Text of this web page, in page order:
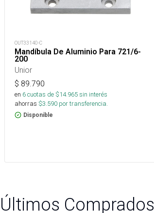
OUT33140-C
Mandíbula De Aluminio Para 721/6-
200
Unior
$ 89.790
en 6cuotas de $14.965sin interés
ahorras $3.590 por transferencia.
Disponible
Últimos Comprados